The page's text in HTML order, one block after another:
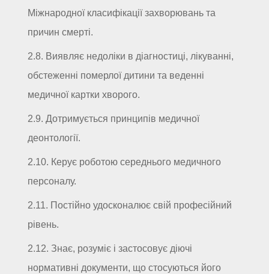
Міжнародної класифікації захворювань та
причин смерті.
2.8. Виявляє недоліки в діагностиці, лікуванні,
обстеженні померлої дитини та веденні
медичної картки хворого.
2.9. Дотримується принципів медичної
деонтології.
2.10. Керує роботою середнього медичного
персоналу.
2.11. Постійно удосконалює свій професійний
рівень.
2.12. Знає, розуміє і застосовує діючі
нормативні документи, що стосуються його